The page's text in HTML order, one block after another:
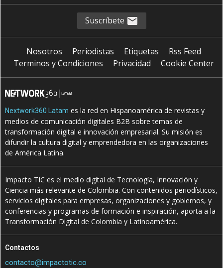
Suscríbete
Nosotros Periodistas Etiquetas
Rss Feed
Terminos y Condiciones
Privacidad Cookie Center
Nextwork360 Latam es la red en Hispanoamérica de revistas y
medios de comunicación digitales B2B sobre temas de
transformación digital e innovación empresarial. Su misión es
difundir la cultura digital y emprendedora en las organizaciones
de América Latina.
Impacto TIC es el medio digital de Tecnología, Innovación y
Ciencia más relevante de Colombia. Con contenidos periodísticos,
servicios digitales para empresas, organizaciones y gobiernos, y
conferencias y programas de formación e inspiración, aporta a la
Transformación Digital de Colombia y Latinoamérica.
Contactos
contacto@impactotic.co